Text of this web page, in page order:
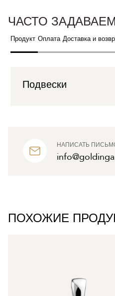
НАПИСАТЬ
ЧАСТО
Продукт Оплата Доставка и
Подвески
ПОХОЖИЕ